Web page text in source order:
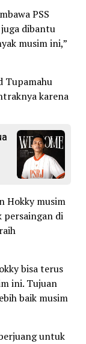
PSS
dibantu
musim ini,”
Tupamahu
karena
Hokky musim
persaingan di
bisa terus
ini. Tujuan
baik musim
untuk